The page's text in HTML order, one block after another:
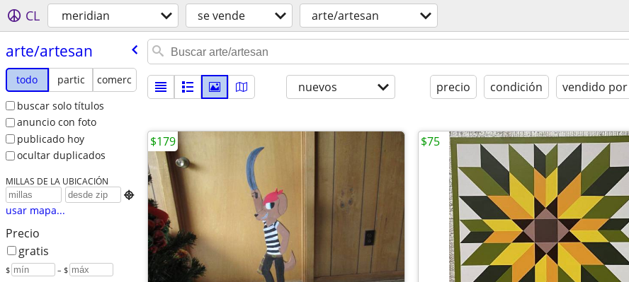
CL meridian se vende arte/artesan
arte/​artesan
todo partic
comerc
buscar solo títulos
anuncio con foto
publicado hoy
ocultar duplicados
MILLAS DE LA UBICACIÓN

usar mapa...
Precio
gratis
$ – $
nuevos precio condición vendido por
$179 $75